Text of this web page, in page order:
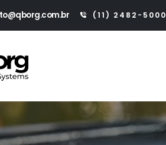
(11) 2482-5000